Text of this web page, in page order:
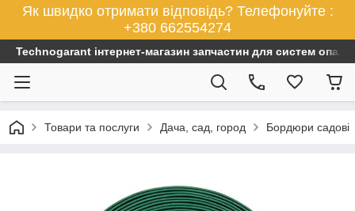
Як швидко отримати відповідь? Телефонуйте :
+380 662554274
Technogarant інтернет-магазин запчастин для систем
Товари та послуги Дача, сад, город Бордюри садові